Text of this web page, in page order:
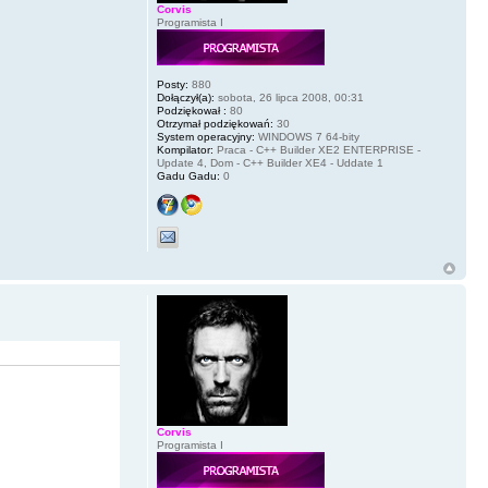
Corvis
Programista I
Posty: 880
Dołączył(a): sobota, 26 lipca 2008, 00:31
Podziękował : 80
Otrzymał podziękowań: 30
System operacyjny: WINDOWS 7 64-bity
Kompilator: Praca - C++ Builder XE2 ENTERPRISE -
Update 4, Dom - C++ Builder XE4 - Uddate 1
Gadu Gadu: 0
Corvis
Programista I